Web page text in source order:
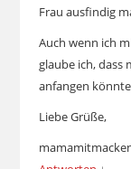
Frau ausfindig
Auch wenn ich
glaube ich, dass
anfangen
Liebe Grüße,